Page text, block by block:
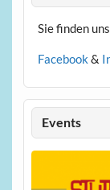
Sie finden
Facebook &
Events